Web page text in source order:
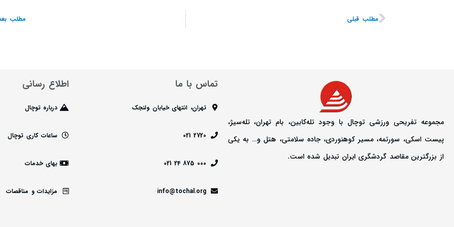
مطلب قبلی مطلب
مجموعه تفریحی ورزشی توچال با وجود تله‌کابین، بام تهران، تله‌سیژ،
پیست اسکی، سورتمه، مسیر کوهنوردی، جاده سلامتی، هتل و… به یکی
از بزرگترین مقاصد گردشگری ایران تبدیل شده است.
تماس با ما
تهران، انتهای خیابان ولنجک
2720 021
000 875 24 021
info@tochal.org
اطلاع رسانی
درباره توچال
ساعات کاری توچال
بهای خدمات
مزایدات و مناقصات